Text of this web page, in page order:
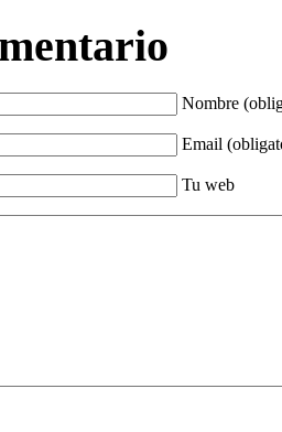
Nombre
Email
Tu web